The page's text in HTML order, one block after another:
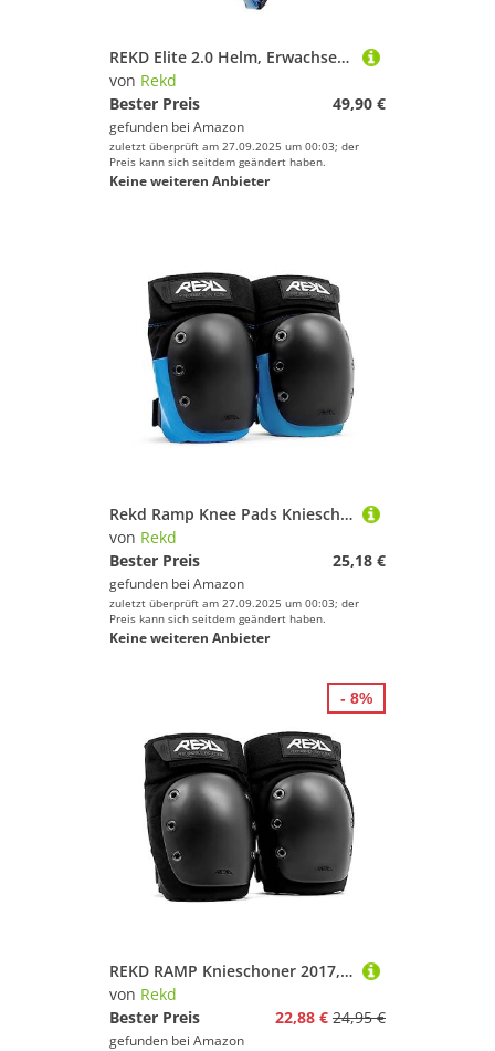
REKD Elite 2.0 Helm, Erwachsene, Unisex, Grau, 57 59 cm
von Rekd
Bester Preis
49,90 €
gefunden bei Amazon
zuletzt überprüft am 27.09.2025 um 00:03; der
Preis kann sich seitdem geändert haben.
Keine weiteren Anbieter
Rekd Ramp Knee Pads Knieschoner, Schwarz/Blau, S
von Rekd
Bester Preis
25,18 €
gefunden bei Amazon
zuletzt überprüft am 27.09.2025 um 00:03; der
Preis kann sich seitdem geändert haben.
Keine weiteren Anbieter
REKD RAMP Knieschoner 2017, XL
von Rekd
Bester Preis
22,88 € 24,95 €
gefunden bei Amazon
- 8%